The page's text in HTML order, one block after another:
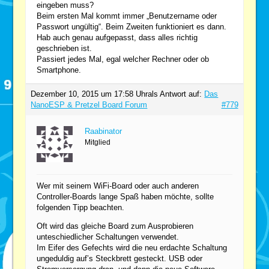
eingeben muss?
Beim ersten Mal kommt immer „Benutzername oder
Passwort ungültig“. Beim Zweiten funktioniert es dann.
Hab auch genau aufgepasst, dass alles richtig
geschrieben ist.
Passiert jedes Mal, egal welcher Rechner oder ob
Smartphone.
Dezember 10, 2015 um 17:58 Uhrals Antwort auf: Das
NanoESP & Pretzel Board Forum
#779
Raabinator
Mitglied
Wer mit seinem WiFi-Board oder auch anderen
Controller-Boards lange Spaß haben möchte, sollte
folgenden Tipp beachten.
Oft wird das gleiche Board zum Ausprobieren
unteschiedlicher Schaltungen verwendet.
Im Eifer des Gefechts wird die neu erdachte Schaltung
ungeduldig auf’s Steckbrett gesteckt. USB oder